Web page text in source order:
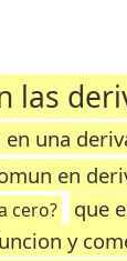
las
una
en
cero?
que
y